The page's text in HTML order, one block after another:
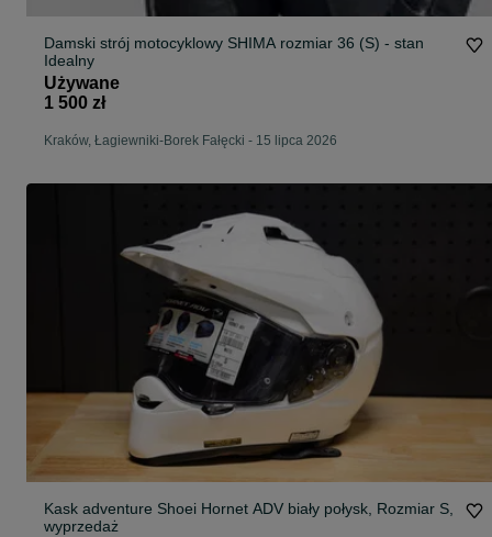
Damski strój motocyklowy SHIMA rozmiar 36 (S) - stan
Idealny
Używane
1 500 zł
Kraków, Łagiewniki-Borek Fałęcki - 15 lipca 2026
Kask adventure Shoei Hornet ADV biały połysk, Rozmiar S,
wyprzedaż